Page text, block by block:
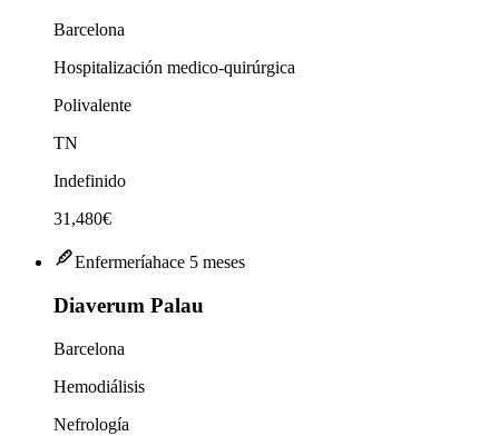
Barcelona
Hospitalización medico-quirúrgica
Polivalente
TN
Indefinido
31,480€
Enfermeríahace 5 meses
Diaverum Palau
Barcelona
Hemodiálisis
Nefrología